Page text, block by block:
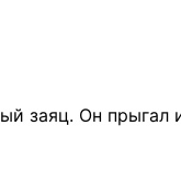
заяц. Он прыгал